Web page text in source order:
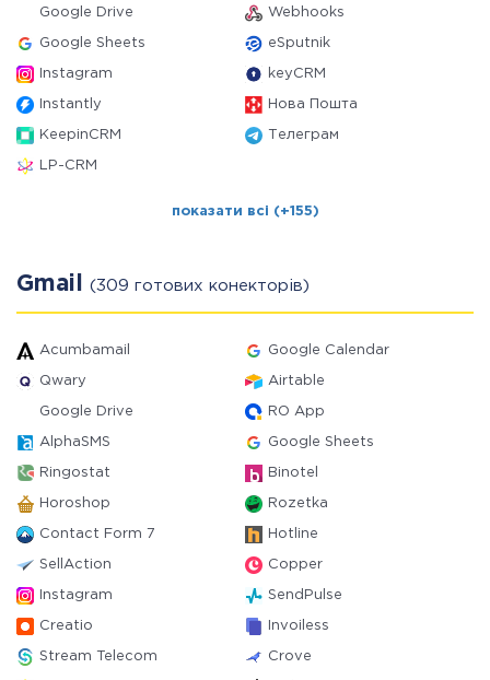
Google Drive Webhooks
Google Sheets eSputnik
Instagram keyCRM
Instantly Нова Пошта
KeepinCRM Телеграм
LP-CRM
показати всі (+155)
Gmail (309 готових конекторів)
Acumbamail Google Calendar
Qwary Airtable
Google Drive RO App
AlphaSMS Google Sheets
Ringostat Binotel
Horoshop Rozetka
Contact Form 7 Hotline
SellAction Copper
Instagram SendPulse
Creatio Invoiless
Stream Telecom Crove